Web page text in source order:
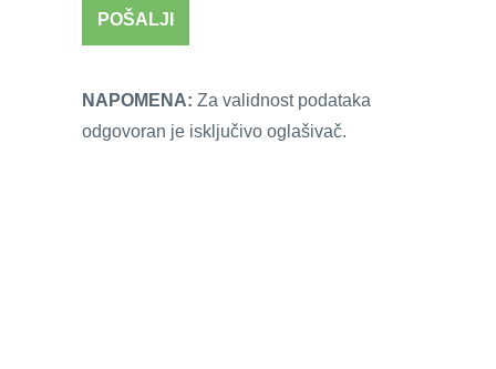
NAPOMENA: Za validnost podataka
odgovoran je isključivo oglašivač.